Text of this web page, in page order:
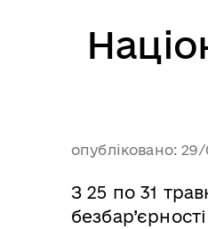
опубліковано:
З 25 по 31